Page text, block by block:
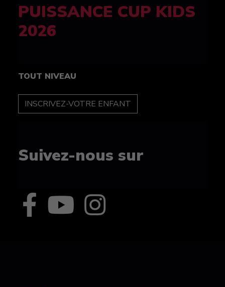
FELINE CUP 100%
féminine
TOUT NIVEAU
INSCRIPTION
Suivez-nous sur